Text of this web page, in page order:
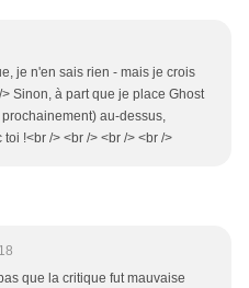
je n'en sais rien - mais je crois
Sinon, à part que je place Ghost
au-dessus,
!<br /> <br /> <br /> <br />
que la critique fut mauvaise